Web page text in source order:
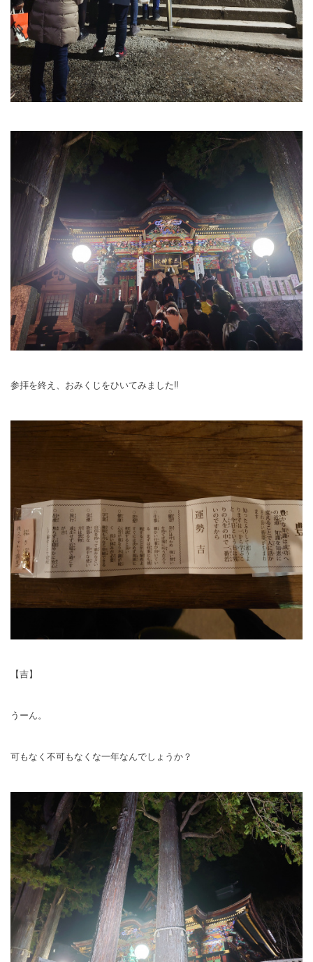
参拝を終え、おみくじをひいてみました‼
【吉】
うーん。
可もなく不可もなくな一年なんでしょうか？